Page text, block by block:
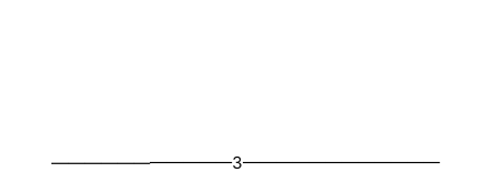
———————————3————————————